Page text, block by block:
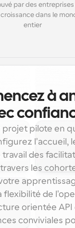
par des entreprises
dans le
entier
à
projet pilote en
l'accueil,
des
les
flexibilité de
orientée API
conviviales